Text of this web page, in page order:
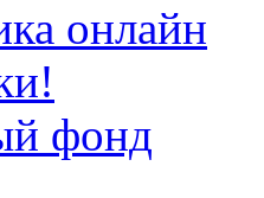
онлайн
фонд